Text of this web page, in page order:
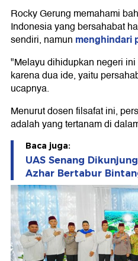
Rocky Gerung memahami
Indonesia yang bersahabat
sendiri, namun menghindari
"Melayu dihidupkan negeri
karena dua ide, yaitu
ucapnya.
Menurut dosen filsafat ini,
adalah yang tertanam di
Baca juga:
UAS Senang
Azhar Bertabur